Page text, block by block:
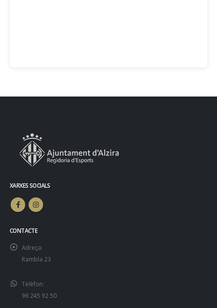
XARXES SOCIALS
CONTACTE
Adreça:
Rambla 23
Telèfon:
96 245 92 50